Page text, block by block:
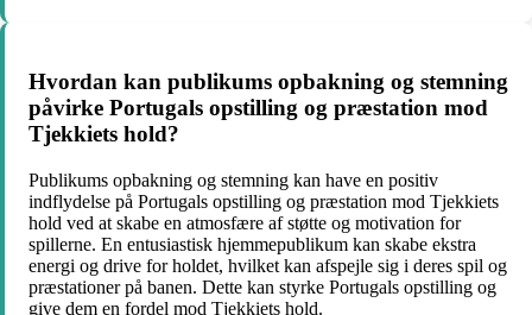
Hvordan kan publikums opbakning og stemning
påvirke Portugals opstilling og præstation mod
Tjekkiets hold?
Publikums opbakning og stemning kan have en positiv
indflydelse på Portugals opstilling og præstation mod Tjekkiets
hold ved at skabe en atmosfære af støtte og motivation for
spillerne. En entusiastisk hjemmepublikum kan skabe ekstra
energi og drive for holdet, hvilket kan afspejle sig i deres spil og
præstationer på banen. Dette kan styrke Portugals opstilling og
give dem en fordel mod Tjekkiets hold.